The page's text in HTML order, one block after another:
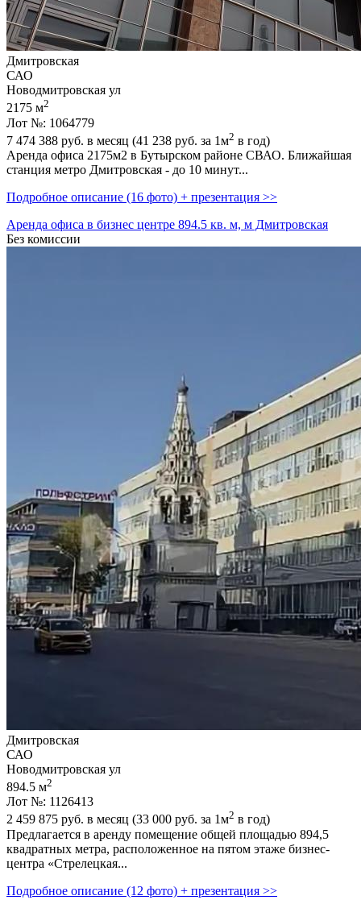
Дмитровская
САО
Новодмитровская ул
2175 м2
Лот №: 1064779
7 474 388 руб. в месяц (41 238 руб. за 1м2 в год)
Аренда офиса 2175м2 в Бутырском районе СВАО. Ближайшая
станция метро Дмитровская - до 10 минут...
Подробное описание (16 фото) + презентация >>
Аренда офиса в бизнес центре 894.5 кв. м, м Дмитровская
Без комиссии
Дмитровская
САО
Новодмитровская ул
894.5 м2
Лот №: 1126413
2 459 875 руб. в месяц (33 000 руб. за 1м2 в год)
Предлагается в аренду помещение общей площадью 894,­5
квадратных метра,­ расположенное на пятом этаже бизнес-
центра «Стрелецкая...
Подробное описание (12 фото) + презентация >>